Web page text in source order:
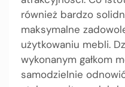
również bardzo
maksymalne
użytkowaniu mebli.
wykonanym gałkom
samodzielnie